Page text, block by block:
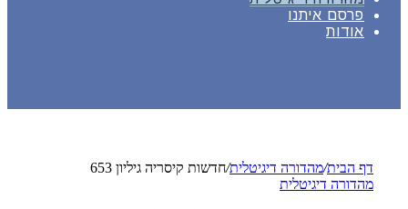
פרסם איתנו
אודות
דף הבית/מהדורה דיגיטלית/חדשות קיסריה גיליון 653
מהדורה דיגיטלית